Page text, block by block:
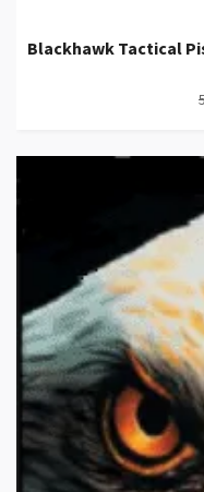
Blackhawk Tactical